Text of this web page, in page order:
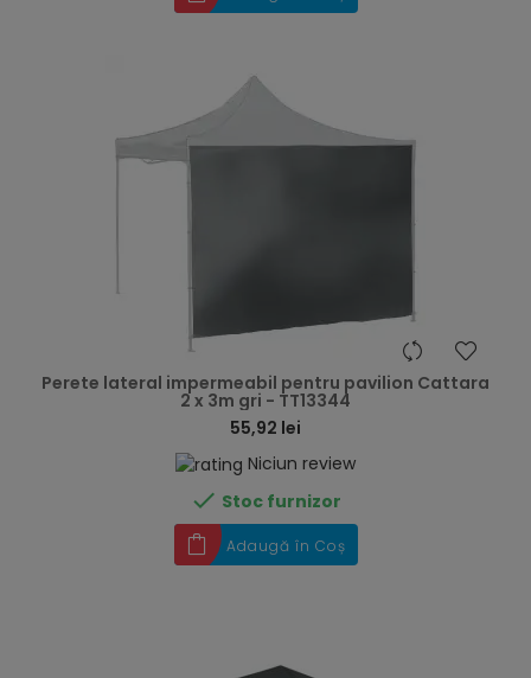
Perete lateral impermeabil pentru pavilion Cattara
2 x 3m gri - TT13344
55,92 lei
Niciun review
 Stoc furnizor
Adaugă în Coș